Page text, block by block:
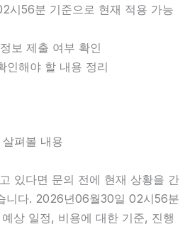
시56분 기준으로 현재 적용 가능
보 제출 여부 확인
인해야 할 내용 정리
펴볼 내용
있다면 문의 전에 현재 상황을 간
니다. 2026년06월30일 02시56분
상 일정, 비용에 대한 기준, 진행